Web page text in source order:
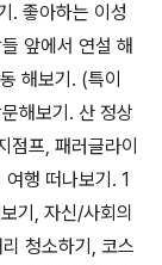
. 좋아하는 이성
앞에서 연설 해
해보기 . (특이
해보기 . 산 정상
점프, 패러글라이
여행 떠나보기 . 1
기 , 자신/사회의
청소하기 , 코스